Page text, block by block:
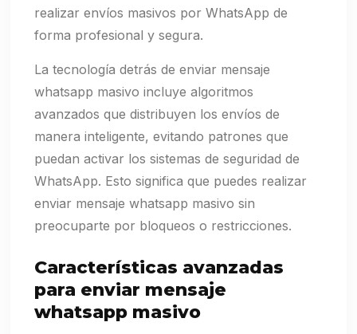
realizar envíos masivos por WhatsApp de
forma profesional y segura.
La tecnología detrás de enviar mensaje
whatsapp masivo incluye algoritmos
avanzados que distribuyen los envíos de
manera inteligente, evitando patrones que
puedan activar los sistemas de seguridad de
WhatsApp. Esto significa que puedes realizar
enviar mensaje whatsapp masivo sin
preocuparte por bloqueos o restricciones.
Características avanzadas
para enviar mensaje
whatsapp masivo